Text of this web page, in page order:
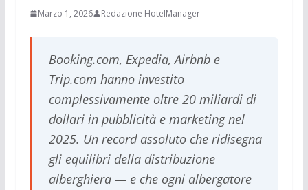
Marzo 1, 2026 Redazione HotelManager
Booking.com, Expedia, Airbnb e
Trip.com hanno investito
complessivamente oltre 20 miliardi di
dollari in pubblicità e marketing nel
2025. Un record assoluto che ridisegna
gli equilibri della distribuzione
alberghiera — e che ogni albergatore